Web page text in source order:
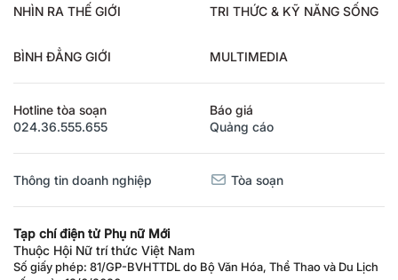
NHÌN RA THẾ GIỚI TRI THỨC & KỸ NĂNG SỐNG
BÌNH ĐẲNG GIỚI MULTIMEDIA
Hotline tòa soạn
024.36.555.655
Báo giá
Quảng cáo
Thông tin doanh nghiệp Tòa soạn
Tạp chí điện tử Phụ nữ Mới
Thuộc Hội Nữ trí thức Việt Nam
Số giấy phép: 81/GP-BVHTTDL do Bộ Văn Hóa, Thể Thao và Du Lịch